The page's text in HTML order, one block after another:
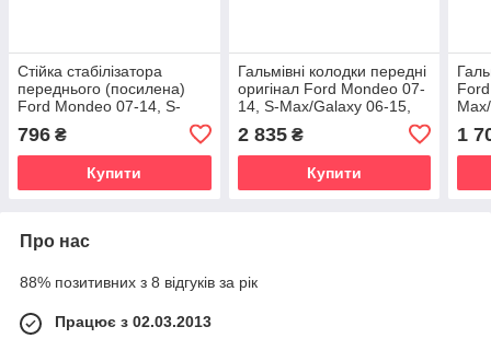
Стійка стабілізатора
переднього (посилена)
Ford Mondeo 07-14, S-
796 ₴
Купити
Гальмівні колодки передні
оригінал Ford Mondeo 07-
14, S-Max/Galaxy 06-15,
2 835₴
Купити
1
Про нас
88% позитивних з 8 відгуків за рік
Працює з 02.03.2013